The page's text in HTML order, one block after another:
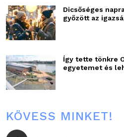
Dicsőséges
győzött az
Így tette tönkre
egyetemet és
KÖVESS MINKET!